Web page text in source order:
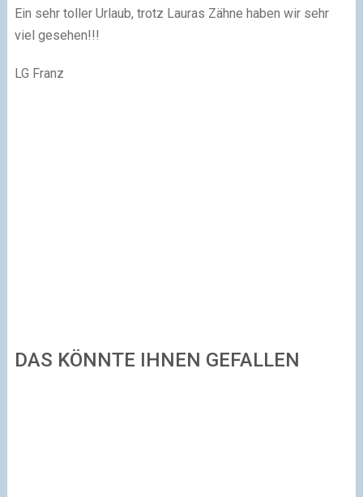
Ein sehr toller Urlaub, trotz Lauras Zähne haben wir sehr
viel gesehen!!!
LG Franz
DAS KÖNNTE IHNEN GEFALLEN